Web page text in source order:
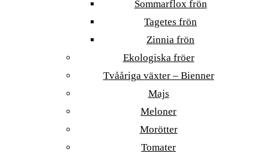
Sommarflox frön
Tagetes frön
Zinnia frön
Ekologiska fröer
Tvååriga växter – Bienner
Majs
Meloner
Morötter
Tomater